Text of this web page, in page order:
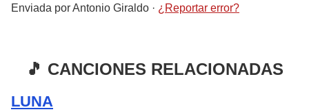
Enviada porAntonio Giraldo · ¿Reportar error?
🎵 CANCIONES RELACIONADAS
LUNA